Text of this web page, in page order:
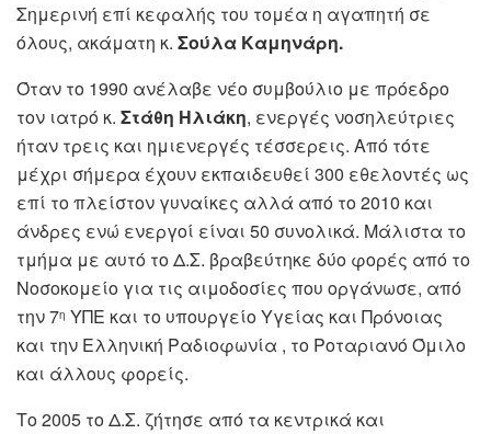
Σημερινή επί κεφαλής του τομέα η αγαπητή σε
όλους, ακάματη κ. Σούλα Καμηνάρη.
Όταν το 1990 ανέλαβε νέο συμβούλιο με πρόεδρο
τον ιατρό κ. Στάθη Ηλιάκη, ενεργές νοσηλεύτριες
ήταν τρεις και ημιενεργές τέσσερεις. Από τότε
μέχρι σήμερα έχουν εκπαιδευθεί 300 εθελοντές ως
επί το πλείστον γυναίκες αλλά από το 2010 και
άνδρες ενώ ενεργοί είναι 50 συνολικά. Μάλιστα το
τμήμα με αυτό το Δ.Σ. βραβεύτηκε δύο φορές από το
Νοσοκομείο για τις αιμοδοσίες που οργάνωσε, από
την 7η ΥΠΕ και το υπουργείο Υγείας και Πρόνοιας
και την Ελληνική Ραδιοφωνία , το Ροταριανό Όμιλο
και άλλους φορείς.
Το 2005 το Δ.Σ. ζήτησε από τα κεντρικά και